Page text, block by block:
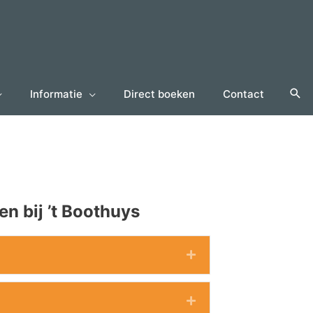
Informatie Direct boeken Contact
bij ’t Boothuys
Expand
Expand